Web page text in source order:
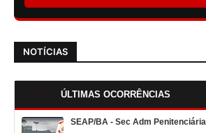
NOTÍCIAS
ÚLTIMAS OCORRÊNCIAS
SEAP/BA - Sec Adm Penitenciária